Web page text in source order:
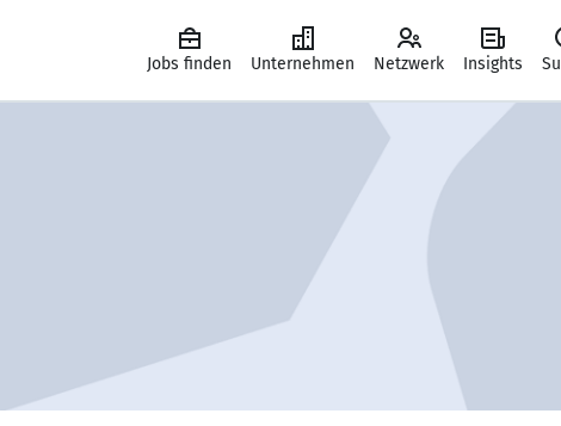
Jobs finden Unternehmen Netzwerk Insights